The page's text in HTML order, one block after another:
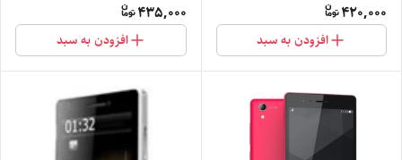
420,000
افزودن به سبد
435,000
افزودن به سبد